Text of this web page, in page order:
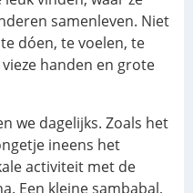
samenleven. Niet
dóen, te voelen, te
handen en grote
we dagelijks. Zoals het
ineens het
activiteit met de
Een kleine sambabal,